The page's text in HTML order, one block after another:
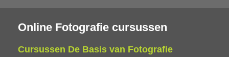
Online Fotografie cursussen
Cursussen De Basis van Fotografie